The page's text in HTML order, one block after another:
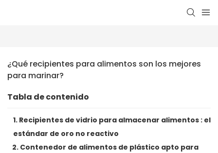
¿Qué recipientes para alimentos son los mejores
para marinar?
Tabla de contenido
1. Recipientes de vidrio para almacenar alimentos : el
estándar de oro no reactivo
2. Contenedor de alimentos de plástico apto para